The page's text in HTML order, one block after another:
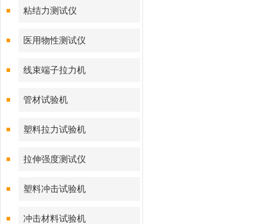
粘结力测试仪
医用物性测试仪
线束端子拉力机
管材试验机
塑料拉力试验机
拉伸强度测试仪
塑料冲击试验机
冲击材料试验机